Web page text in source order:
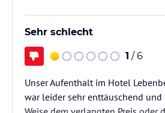
Sehr schlecht
1 / 6
Unser Aufenthalt im Hotel
war leider sehr enttäuschend